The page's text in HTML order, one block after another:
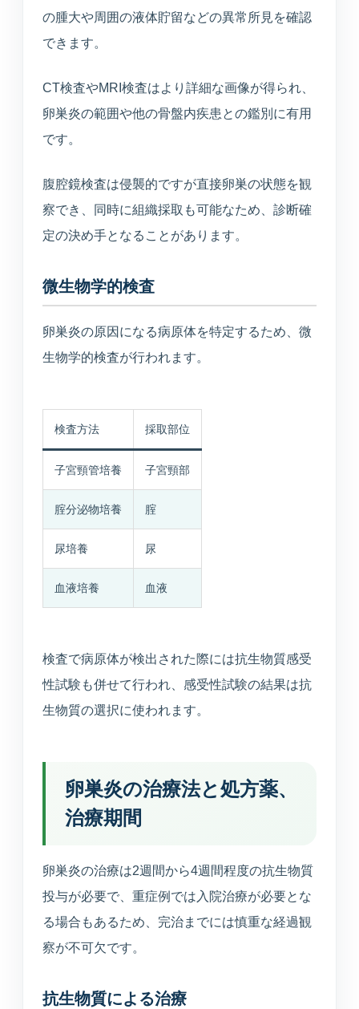
の腫大や周囲の液体貯留などの異常所見を確認
できます。
CT検査やMRI検査はより詳細な画像が得られ、
卵巣炎の範囲や他の骨盤内疾患との鑑別に有用
です。
腹腔鏡検査は侵襲的ですが直接卵巣の状態を観
察でき、同時に組織採取も可能なため、診断確
定の決め手となることがあります。
微生物学的検査
卵巣炎の原因になる病原体を特定するため、微
生物学的検査が行われます。
検査方法 採取部位
子宮頸管培養 子宮頸部
腟分泌物培養 腟
尿培養 尿
血液培養 血液
検査で病原体が検出された際には抗生物質感受
性試験も併せて行われ、感受性試験の結果は抗
生物質の選択に使われます。
卵巣炎の治療法と処方薬、
治療期間
卵巣炎の治療は2週間から4週間程度の抗生物質
投与が必要で、重症例では入院治療が必要とな
る場合もあるため、完治までには慎重な経過観
察が不可欠です。
抗生物質による治療